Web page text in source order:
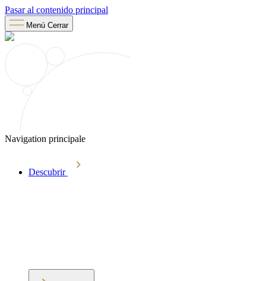
Pasar al contenido principal
Menú Cerrar
Navigation principale
Descubrir